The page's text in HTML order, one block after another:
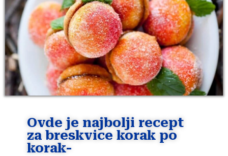
Ovde je najbolji recept
za breskvice korak po
korak-